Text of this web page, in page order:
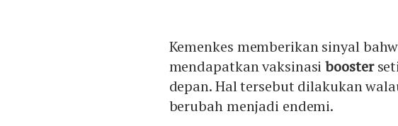
Kemenkes memberikan sinyal
mendapatkan vaksinasibooster
depan. Hal tersebut dilakukan
berubah menjadi endemi.